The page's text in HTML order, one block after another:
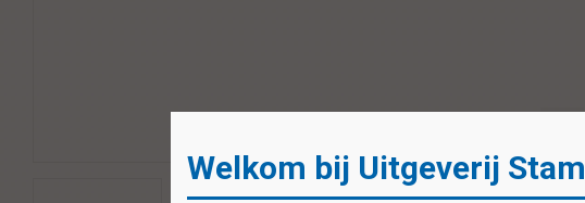
Welkom bij Uitgeverij Stam